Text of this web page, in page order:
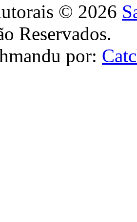
© 2026
Reservados.
por: